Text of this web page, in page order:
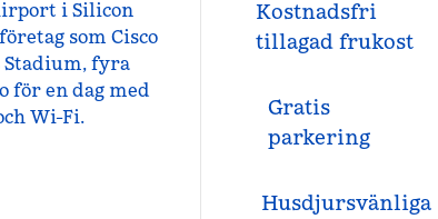
i Silicon
som Cisco
Stadium, fyra
för en dag med
Wi-Fi.
Kostnadsfri
tillagad frukost
Gratis
parkering
Husdjursvänliga